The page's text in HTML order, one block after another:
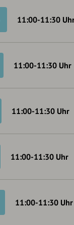
11:00-11:30
11:00-11:30 Uhr
11:00-11:30 Uhr
11:00-11:30 Uhr
11:00-11:30 Uhr